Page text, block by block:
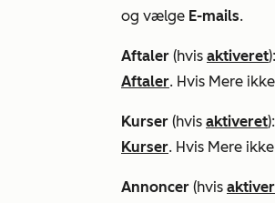
og vælge E-mails.
Aftaler (hvis aktiveret
Aftaler. Hvis Mere
Kurser (hvis aktiveret
Kurser. Hvis Mere
Annoncer (hvis